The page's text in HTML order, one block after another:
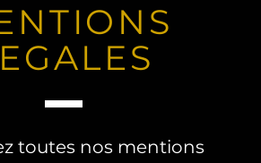
toutes nos mentions